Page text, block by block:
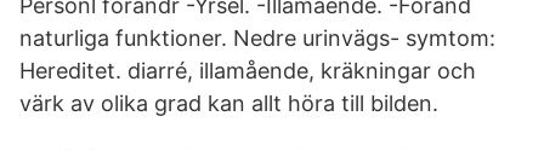
Personl förändr -Yrsel. -Illamående. -Föränd
naturliga funktioner. Nedre urinvägs- symtom:
Hereditet. diarré, illamående, kräkningar och
värk av olika grad kan allt höra till bilden.